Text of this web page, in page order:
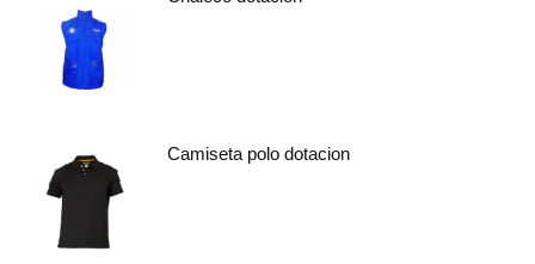
Camiseta polo dotacion